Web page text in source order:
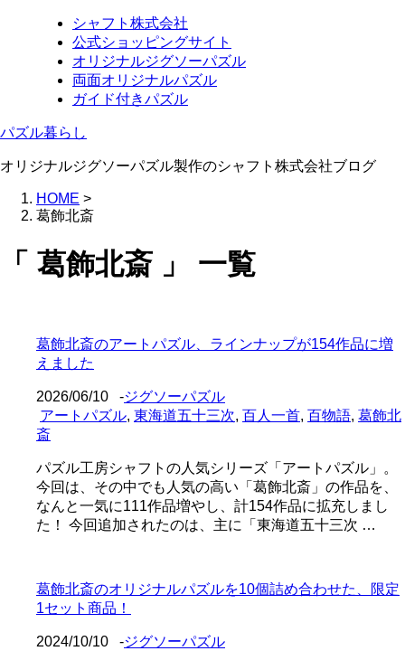
シャフト株式会社
公式ショッピングサイト
オリジナルジグソーパズル
両面オリジナルパズル
ガイド付きパズル
パズル暮らし
オリジナルジグソーパズル製作のシャフト株式会社ブログ
HOME >
葛飾北斎
「 葛飾北斎 」 一覧
葛飾北斎のアートパズル、ラインナップが154作品に増
えました
2026/06/10 -ジグソーパズル
アートパズル, 東海道五十三次, 百人一首, 百物語, 葛飾北
斎
パズル工房シャフトの人気シリーズ「アートパズル」。
今回は、その中でも人気の高い「葛飾北斎」の作品を、
なんと一気に111作品増やし、計154作品に拡充しまし
た！ 今回追加されたのは、主に「東海道五十三次 …
葛飾北斎のオリジナルパズルを10個詰め合わせた、限定
1セット商品！
2024/10/10 -ジグソーパズル